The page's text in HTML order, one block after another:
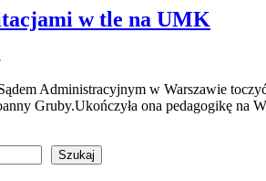
w tle na UMK
Administracyjnym w Warszawie
Gruby.Ukończyła ona pedagogikę na
Szukaj